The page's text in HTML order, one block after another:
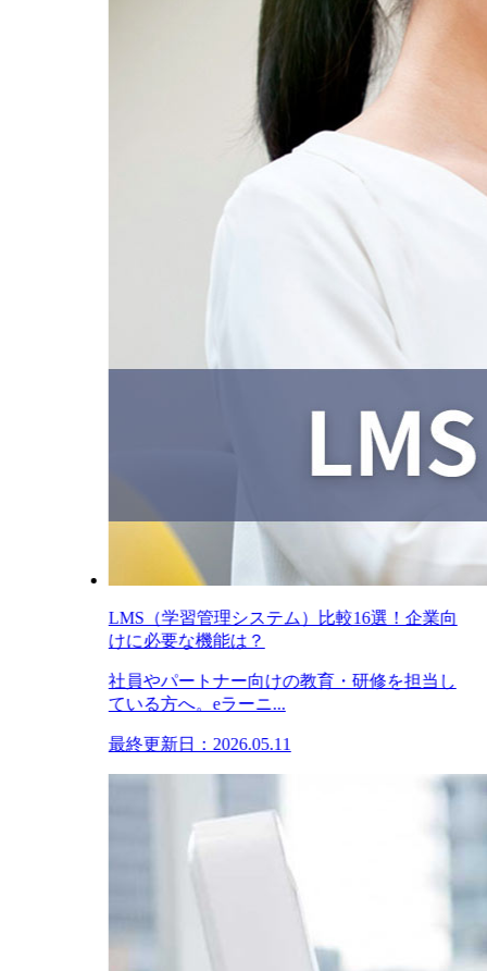
LMS（学習管理システム）比較16選！企業向
けに必要な機能は？
社員やパートナー向けの教育・研修を担当し
ている方へ。eラーニ...
最終更新日：2026.05.11